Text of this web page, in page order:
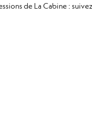
de La Cabine :